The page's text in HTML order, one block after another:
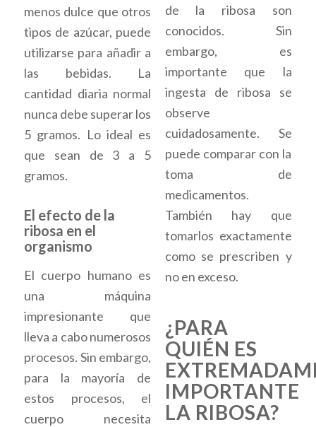
menos dulce que otros
tipos de azúcar, puede
utilizarse para añadir a
las bebidas. La
cantidad diaria normal
nunca debe superar los
5 gramos. Lo ideal es
que sean de 3 a 5
gramos.
El efecto de la
ribosa en el
organismo
El cuerpo humano es
una máquina
impresionante que
lleva a cabo numerosos
procesos. Sin embargo,
para la mayoría de
estos procesos, el
cuerpo necesita
de la ribosa son
conocidos. Sin
embargo, es
importante que la
ingesta de ribosa se
observe
cuidadosamente. Se
puede comparar con la
toma de
medicamentos.
También hay que
tomarlos exactamente
como se prescriben y
no en exceso.
¿PARA
QUIÉN ES
IMPORTANTE
LA RIBOSA?